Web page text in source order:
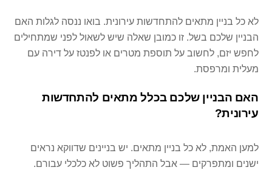
לא כל בניין מתאים להתחדשות עירונית. בואו ננסה לגלות האם
הבניין שלכם בשל. זו כמובן שאלה שיש לשאול לפני שמתחילים
לחפש יזם, לחשוב על תוספת מטרים או לפנטז על דירה עם
מעלית ומרפסת.
האם הבניין שלכם בכלל מתאים להתחדשות
עירונית?
למען האמת, לא כל בניין מתאים. יש בניינים שדווקא נראים
ישנים ומתפרקים — אבל התהליך פשוט לא כלכלי עבורם.